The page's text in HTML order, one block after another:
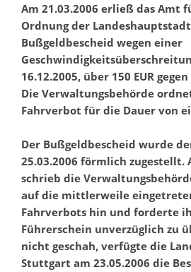
Am 21.03.2006 erließ das Amt
Ordnung der
Bußgeldbescheid wegen einer
16.12.2005, über 150 EUR
Die Verwaltungsbehörde
Fahrverbot für die Dauer von
Der Bußgeldbescheid wurde
25.03.2006 förmlich zugestellt.
schrieb die
auf die mittlerweile
Fahrverbots hin und forderte
Führerschein unverzüglich zu
nicht geschah, verfügte die
Stuttgart am 23.05.2006 die